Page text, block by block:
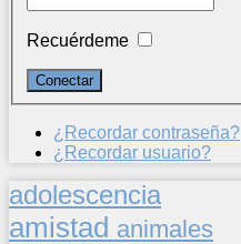
Recuérdeme
¿Recordar contraseña?
¿Recordar usuario?
adolescencia
amistad animales